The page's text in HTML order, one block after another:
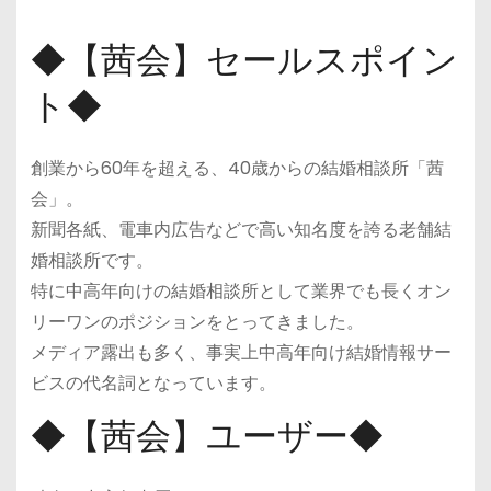
◆【茜会】セールスポイン
ト◆
創業から60年を超える、40歳からの結婚相談所「茜
会」。
新聞各紙、電車内広告などで高い知名度を誇る老舗結
婚相談所です。
特に中高年向けの結婚相談所として業界でも長くオン
リーワンのポジションをとってきました。
メディア露出も多く、事実上中高年向け結婚情報サー
ビスの代名詞となっています。
◆【茜会】ユーザー◆